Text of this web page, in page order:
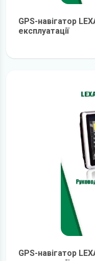
GPS-навігатор
експлуатації
GPS-навігатор